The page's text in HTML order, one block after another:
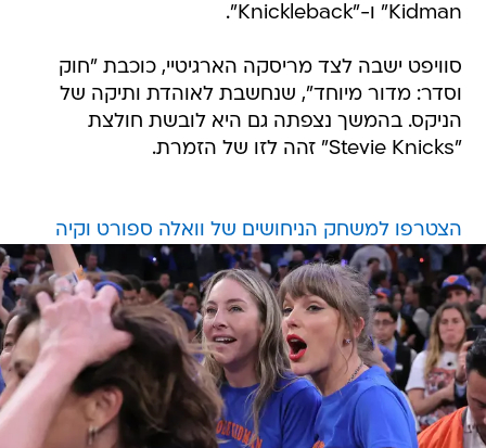
Kidman" ו-"Knickleback".
סוויפט ישבה לצד מריסקה הארגיטיי, כוכבת "חוק
וסדר: מדור מיוחד", שנחשבת לאוהדת ותיקה של
הניקס. בהמשך נצפתה גם היא לובשת חולצת
"Stevie Knicks" זהה לזו של הזמרת.
הצטרפו למשחק הניחושים של וואלה ספורט וקיה